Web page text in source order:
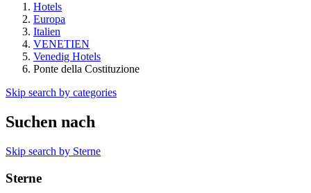
Hotels
Europa
Italien
VENETIEN
Venedig Hotels
Ponte della Costituzione
Skip search by categories
Suchen nach
Skip search by Sterne
Sterne